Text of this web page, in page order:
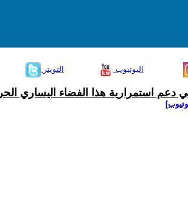
التويتر اليوتيوب
دعم استمرارية هذا الفضاء اليساري الحر